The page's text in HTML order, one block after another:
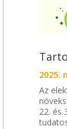
2025.
Az
22. és